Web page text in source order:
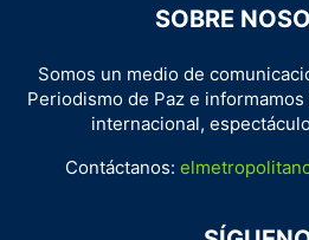
SOBRE
Somos un medio de
Periodismo de Paz e
internacional,
Contáctanos: